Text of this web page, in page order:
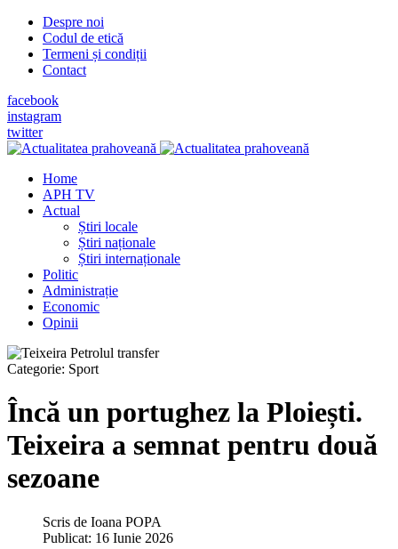
Despre noi
Codul de etică
Termeni și condiții
Contact
facebook
instagram
twitter
Home
APH TV
Actual
Știri locale
Știri naționale
Știri internaționale
Politic
Administrație
Economic
Opinii
Categorie: Sport
Încă un portughez la Ploiești.
Teixeira a semnat pentru două
sezoane
Scris de Ioana POPA
Publicat: 16 Iunie 2026